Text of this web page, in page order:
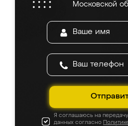
Московской
Я соглашаюсь на
данных согласно